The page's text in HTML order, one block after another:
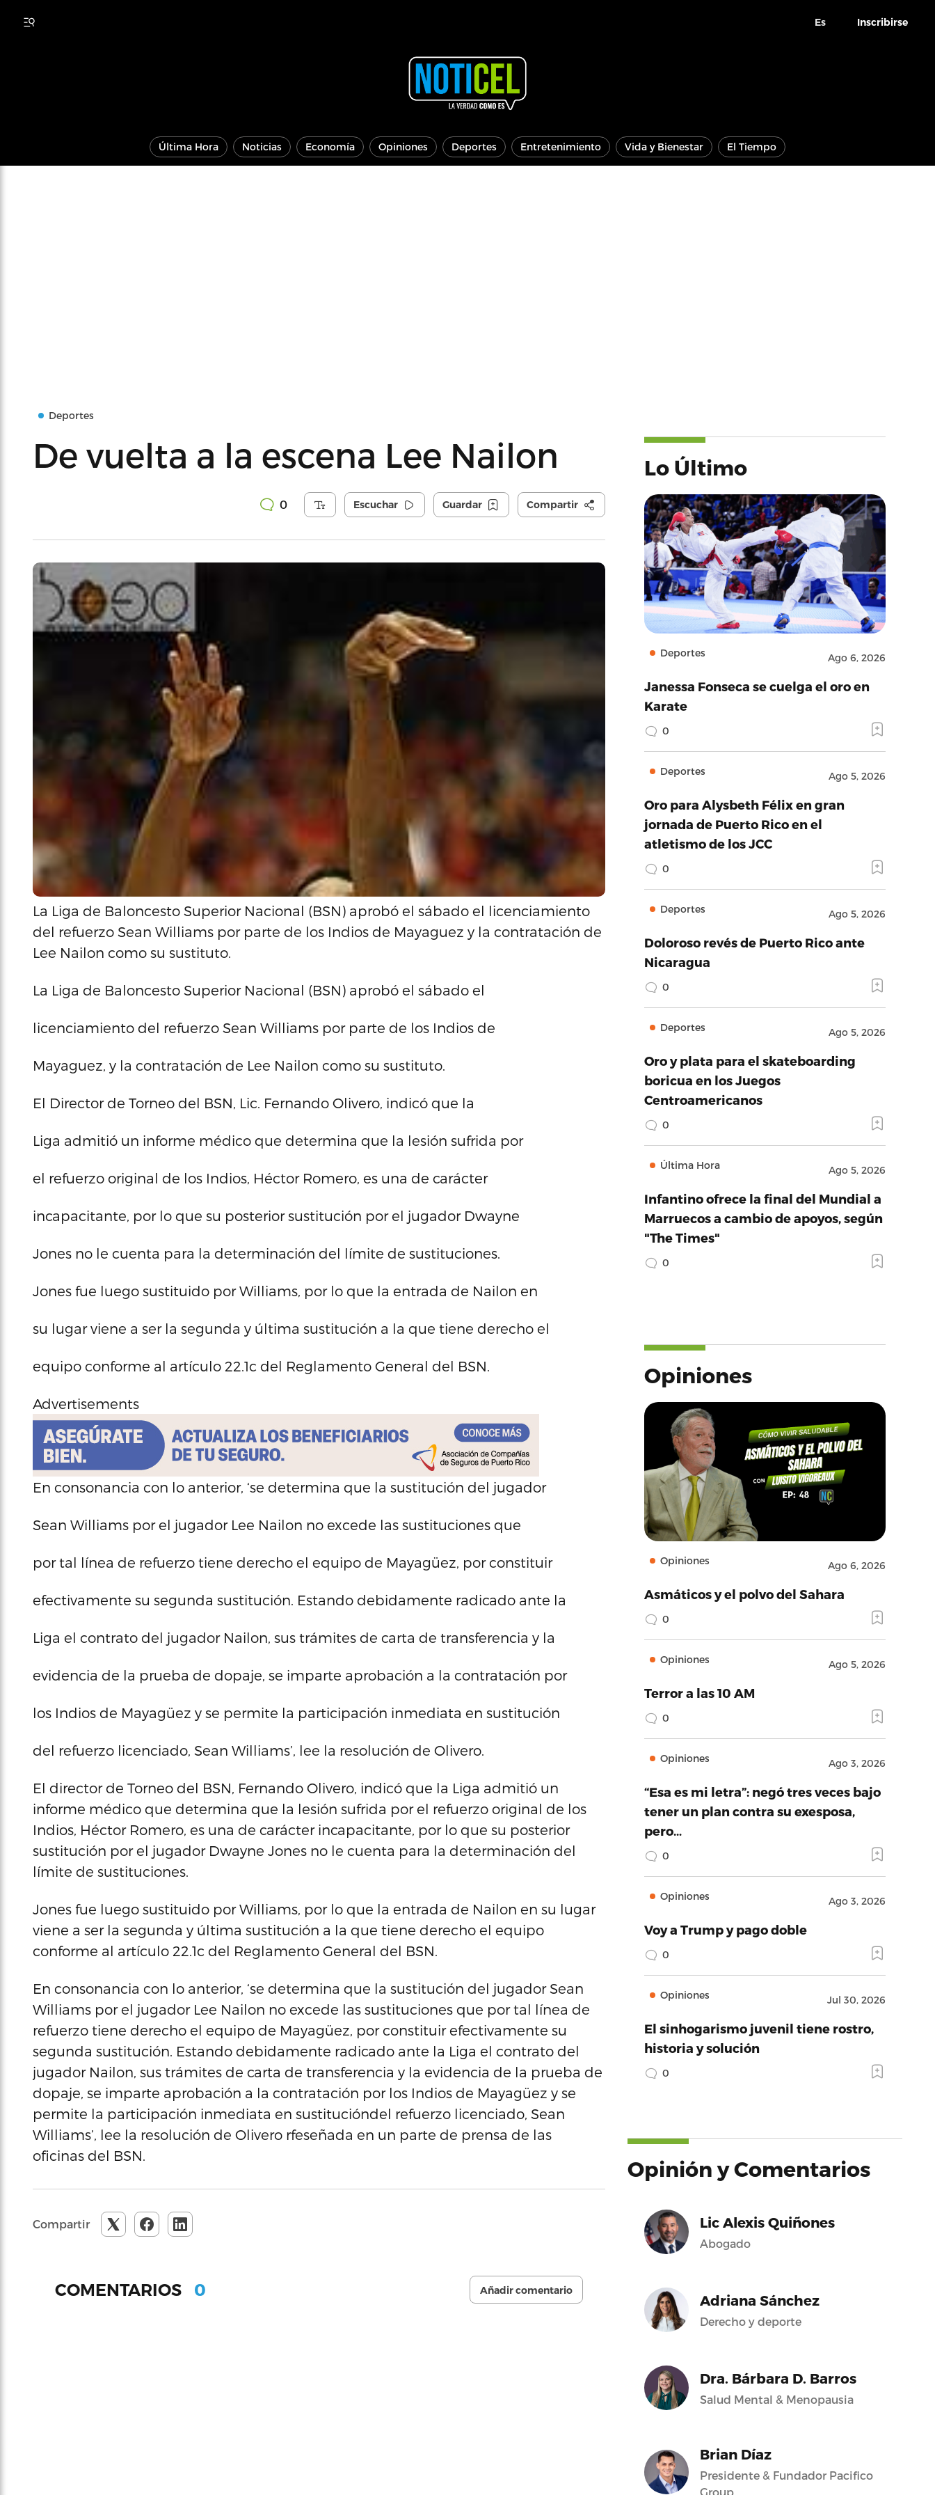
Es Inscribirse
Última Hora Noticias Economía Opiniones Deportes Entretenimiento Vida y Bienestar El Tiempo
Deportes
De vuelta a la escena Lee Nailon
0 Escuchar Guardar Compartir
La Liga de Baloncesto Superior Nacional (BSN) aprobó el sábado el licenciamiento
del refuerzo Sean Williams por parte de los Indios de Mayaguez y la contratación de
Lee Nailon como su sustituto.
La Liga de Baloncesto Superior Nacional (BSN) aprobó el sábado el
licenciamiento del refuerzo Sean Williams por parte de los Indios de
Mayaguez, y la contratación de Lee Nailon como su sustituto.
El Director de Torneo del BSN, Lic. Fernando Olivero, indicó que la
Liga admitió un informe médico que determina que la lesión sufrida por
el refuerzo original de los Indios, Héctor Romero, es una de carácter
incapacitante, por lo que su posterior sustitución por el jugador Dwayne
Jones no le cuenta para la determinación del límite de sustituciones.
Jones fue luego sustituido por Williams, por lo que la entrada de Nailon en
su lugar viene a ser la segunda y última sustitución a la que tiene derecho el
equipo conforme al artículo 22.1c del Reglamento General del BSN.
Advertisements
En consonancia con lo anterior, ‘se determina que la sustitución del jugador
Sean Williams por el jugador Lee Nailon no excede las sustituciones que
por tal línea de refuerzo tiene derecho el equipo de Mayagüez, por constituir
efectivamente su segunda sustitución. Estando debidamente radicado ante la
Liga el contrato del jugador Nailon, sus trámites de carta de transferencia y la
evidencia de la prueba de dopaje, se imparte aprobación a la contratación por
los Indios de Mayagüez y se permite la participación inmediata en sustitución
del refuerzo licenciado, Sean Williams’, lee la resolución de Olivero.
El director de Torneo del BSN, Fernando Olivero, indicó que la Liga admitió un
informe médico que determina que la lesión sufrida por el refuerzo original de los
Indios, Héctor Romero, es una de carácter incapacitante, por lo que su posterior
sustitución por el jugador Dwayne Jones no le cuenta para la determinación del
límite de sustituciones.
Jones fue luego sustituido por Williams, por lo que la entrada de Nailon en su lugar
viene a ser la segunda y última sustitución a la que tiene derecho el equipo
conforme al artículo 22.1c del Reglamento General del BSN.
En consonancia con lo anterior, ‘se determina que la sustitución del jugador Sean
Williams por el jugador Lee Nailon no excede las sustituciones que por tal línea de
refuerzo tiene derecho el equipo de Mayagüez, por constituir efectivamente su
segunda sustitución. Estando debidamente radicado ante la Liga el contrato del
jugador Nailon, sus trámites de carta de transferencia y la evidencia de la prueba de
dopaje, se imparte aprobación a la contratación por los Indios de Mayagüez y se
permite la participación inmediata en sustitucióndel refuerzo licenciado, Sean
Williams’, lee la resolución de Olivero rfeseñada en un parte de prensa de las
oficinas del BSN.
Compartir
COMENTARIOS 0 Añadir comentario
Lo Último
Deportes Ago 6, 2026
Janessa Fonseca se cuelga el oro en
Karate
0
Deportes Ago 5, 2026
Oro para Alysbeth Félix en gran
jornada de Puerto Rico en el
atletismo de los JCC
0
Deportes Ago 5, 2026
Doloroso revés de Puerto Rico ante
Nicaragua
0
Deportes Ago 5, 2026
Oro y plata para el skateboarding
boricua en los Juegos
Centroamericanos
0
Última Hora Ago 5, 2026
Infantino ofrece la final del Mundial a
Marruecos a cambio de apoyos, según
"The Times"
0
Opiniones
Opiniones Ago 6, 2026
Asmáticos y el polvo del Sahara
0
Opiniones Ago 5, 2026
Terror a las 10 AM
0
Opiniones Ago 3, 2026
“Esa es mi letra”: negó tres veces bajo
tener un plan contra su exesposa,
pero…
0
Opiniones Ago 3, 2026
Voy a Trump y pago doble
0
Opiniones Jul 30, 2026
El sinhogarismo juvenil tiene rostro,
historia y solución
0
Opinión y Comentarios
Lic Alexis Quiñones
Abogado
Adriana Sánchez
Derecho y deporte
Dra. Bárbara D. Barros
Salud Mental & Menopausia
Brian Díaz
Presidente & Fundador Pacifico
Group